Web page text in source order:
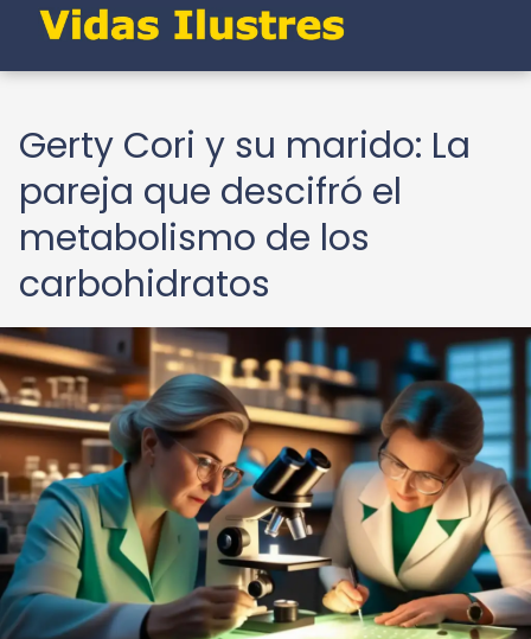
Gerty Cori y su marido: La
pareja que descifró el
metabolismo de los
carbohidratos